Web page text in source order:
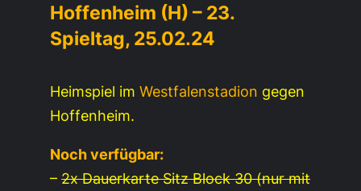
Hoffenheim (H) – 23.
Spieltag, 25.02.24
Heimspiel imWestfalenstadion gegen
Hoffenheim.
Noch verfügbar:
–2x Dauerkarte Sitz Block 30 (nur mit